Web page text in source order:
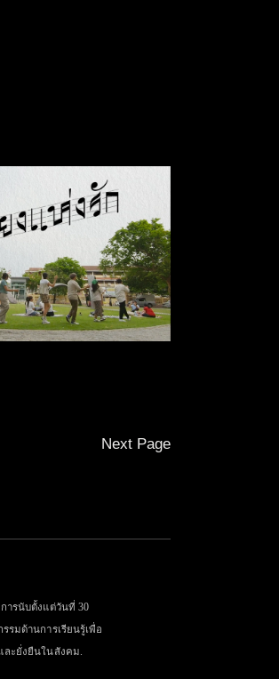
ยงแห่งรัก”
Next Page
ารนับตั้งแต่วันที่ 30
รมด้านการเรียนรู้เพื่อ
ะยั่งยืนในสังคม.